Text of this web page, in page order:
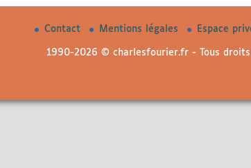
Contact Mentions légales Espace
1990-2026 © charlesfourier.fr - Tous droits